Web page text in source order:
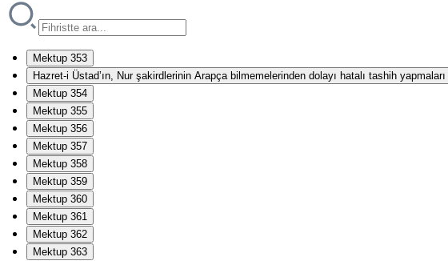
Mektup 353
Hazret-i Üstad’ın, Nur şakirdlerinin Arapça bilmemelerinden dolayı hatalı tashih
Mektup 354
Mektup 355
Mektup 356
Mektup 357
Mektup 358
Mektup 359
Mektup 360
Mektup 361
Mektup 362
Mektup 363